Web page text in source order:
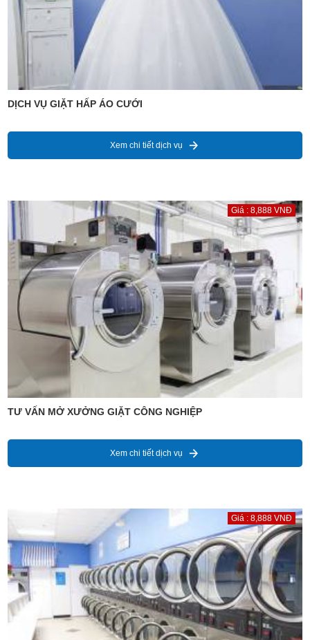
DỊCH VỤ GIẶT HẤP ÁO CƯỚI
Xem chi tiết dịch vụ
Giá : 8,888 VNĐ
TƯ VẤN MỞ XƯỞNG GIẶT CÔNG NGHIỆP
Xem chi tiết dịch vụ
Giá : 8,888 VNĐ